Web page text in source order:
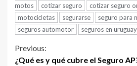
motos
cotizar seguro cotizar seguro
motocicletas
segurarse seguro para
seguros automotor
seguros en uruguay
Continue
Previous:
¿Qué es y qué cubre el Seguro